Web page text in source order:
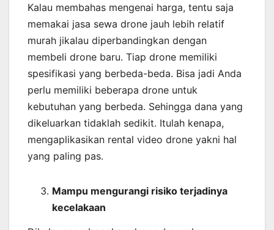
Kalau membahas mengenai harga, tentu saja
memakai jasa sewa drone jauh lebih relatif
murah jikalau diperbandingkan dengan
membeli drone baru. Tiap drone memiliki
spesifikasi yang berbeda-beda. Bisa jadi Anda
perlu memiliki beberapa drone untuk
kebutuhan yang berbeda. Sehingga dana yang
dikeluarkan tidaklah sedikit. Itulah kenapa,
mengaplikasikan rental video drone yakni hal
yang paling pas.
Mampu mengurangi risiko terjadinya
kecelakaan